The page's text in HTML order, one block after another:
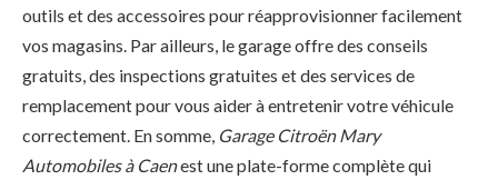
outils et des accessoires pour réapprovisionner facilement
vos magasins. Par ailleurs, le garage offre des conseils
gratuits, des inspections gratuites et des services de
remplacement pour vous aider à entretenir votre véhicule
correctement. En somme, Garage Citroën Mary
Automobiles à Caenest une plate-forme complète qui